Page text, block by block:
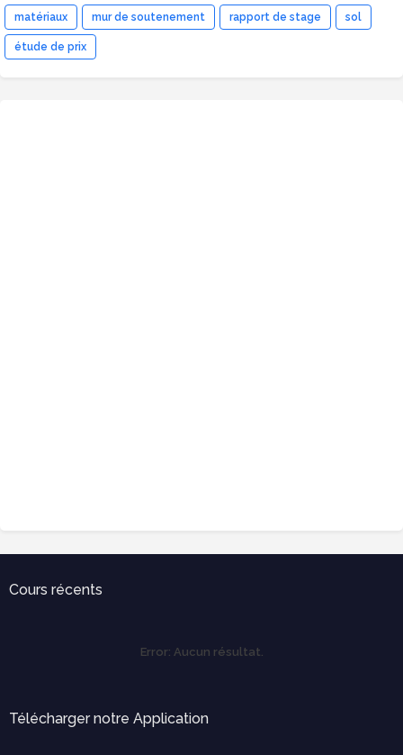
matériaux mur de soutenement rapport de stage sol
étude de prix
Cours récents
Error: Aucun résultat.
Télécharger notre Application